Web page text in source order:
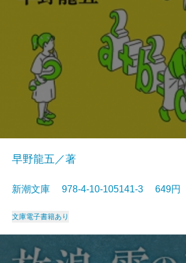
早野龍五／著
新潮文庫 978-4-10-105141-3 649円
文庫電子書籍あり